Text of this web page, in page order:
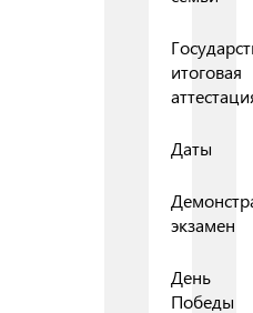
итоговая
Даты
экзамен
День
Победы